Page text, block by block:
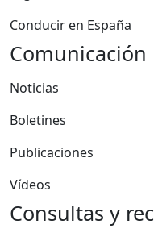
Conducir en España
Comunicación
Noticias
Boletines
Publicaciones
Vídeos
Consultas y